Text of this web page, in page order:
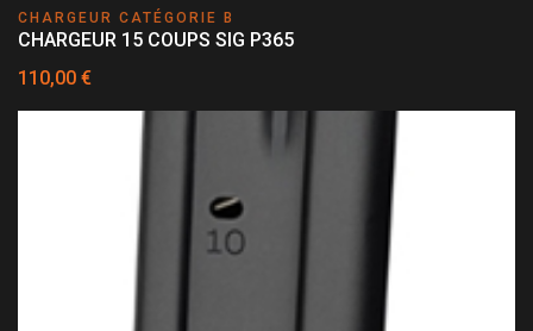
CHARGEUR CATÉGORIE B
CHARGEUR 15 COUPS SIG P365
110,00 €